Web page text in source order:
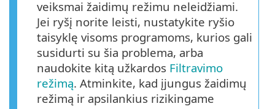
veiksmai žaidimų režimu neleidžiami.
Jei ryšį norite leisti, nustatykite ryšio
taisyklę visoms programoms, kurios gali
susidurti su šia problema, arba
naudokite kitą užkardos Filtravimo
režimą. Atminkite, kad įjungus žaidimų
režimą ir apsilankius rizikingame